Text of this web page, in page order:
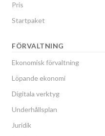
Pris
Startpaket
FÖRVALTNING
Ekonomisk förvaltning
Löpande ekonomi
Digitala verktyg
Underhållsplan
Juridik